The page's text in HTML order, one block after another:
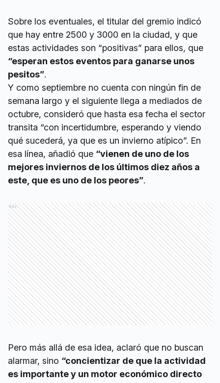
Sobre los eventuales, el titular del gremio indicó
que hay entre 2500 y 3000 en la ciudad, y que
estas actividades son “positivas” para ellos, que
“esperan estos eventos para ganarse unos
pesitos”.
Y como septiembre no cuenta con ningún fin de
semana largo y el siguiente llega a mediados de
octubre, consideró que hasta esa fecha el sector
transita “con incertidumbre, esperando y viendo
qué sucederá, ya que es un invierno atípico”. En
esa línea, añadió que “vienen de uno de los
mejores inviernos de los últimos diez años a
este, que es uno de los peores”.
Ads
Pero más allá de esa idea, aclaró que no buscan
alarmar, sino “concientizar de que la actividad
es importante y un motor económico directo